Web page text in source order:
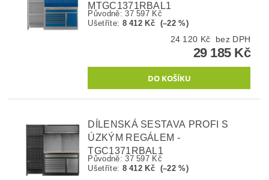
MTGC1371RBAL1
Původně:37 597 Kč
Ušetříte: 8 412 Kč (–22 %)
24 120 Kč bez DPH
29 185 Kč
DÍLENSKÁ SESTAVA PROFI S
ÚZKÝM REGÁLEM -
TGC1371RBAL1
Původně:37 597 Kč
Ušetříte: 8 412 Kč (–22 %)